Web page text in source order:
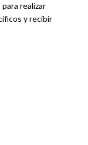
realizar
y recibir